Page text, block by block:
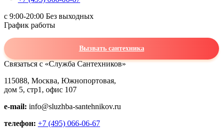
c 9:00-20:00 Без выходных
График работы
Вызвать сантехника
Связаться с «Служба Сантехников»
115088, Москва, Южнопортовая,
дом 5, стр1, офис 107
e-mail: info@sluzhba-santehnikov.ru
телефон: +7 (495) 066-06-67